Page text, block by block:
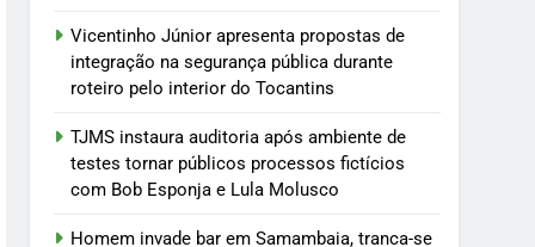
Vicentinho Júnior apresenta propostas de
integração na segurança pública durante
roteiro pelo interior do Tocantins
TJMS instaura auditoria após ambiente de
testes tornar públicos processos fictícios
com Bob Esponja e Lula Molusco
Homem invade bar em Samambaia, tranca-se